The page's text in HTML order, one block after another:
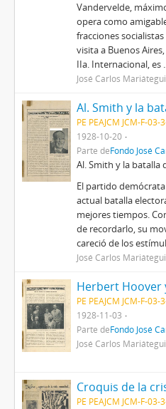
Vandervelde,
opera como
fracciones
visita a Buenos
IIa. Internacional, es
José Carlos
PE PEAJCM JCM-F-
1928-10-20
Parte deFondo José
Al. Smith y la batalla
El partido
actual batalla
mejores tiempos.
de recordarlo, su
careció de los
José Carlos
PE PEAJCM JCM-F-
1928-11-03
Parte deFondo José
José Carlos
PE PEAJCM JCM-F-